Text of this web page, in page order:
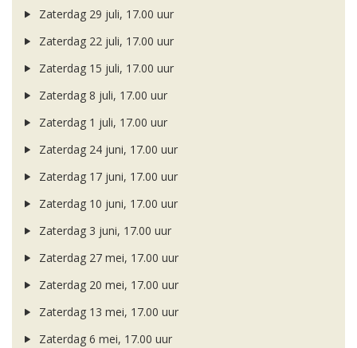
Zaterdag 29 juli, 17.00 uur
Zaterdag 22 juli, 17.00 uur
Zaterdag 15 juli, 17.00 uur
Zaterdag 8 juli, 17.00 uur
Zaterdag 1 juli, 17.00 uur
Zaterdag 24 juni, 17.00 uur
Zaterdag 17 juni, 17.00 uur
Zaterdag 10 juni, 17.00 uur
Zaterdag 3 juni, 17.00 uur
Zaterdag 27 mei, 17.00 uur
Zaterdag 20 mei, 17.00 uur
Zaterdag 13 mei, 17.00 uur
Zaterdag 6 mei, 17.00 uur